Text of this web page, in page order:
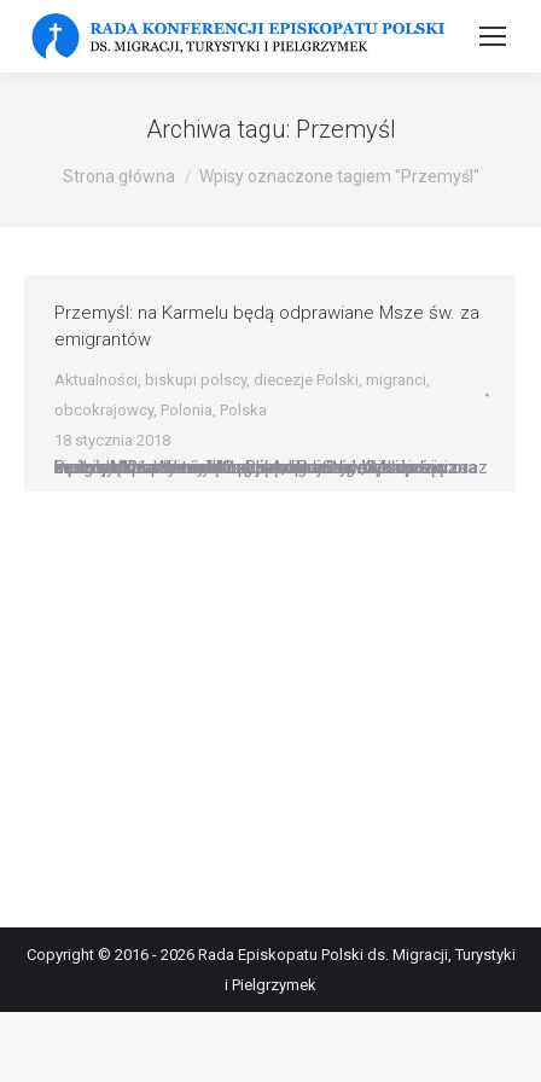
Archiwa tagu: Przemyśl
Strona główna Wpisy oznaczone tagiem "Przemyśl"
Przemyśl: na Karmelu będą odprawiane Msze św. za
emigrantów
Aktualności, biskupi polscy, diecezje Polski, migranci,
obcokrajowcy, Polonia, Polska
18 stycznia 2018
Przemyśl: na Karmelu będą odprawiane Msze św. za emigrantów W każdą trzecią niedzielę miesiąca w kościele karmelitów bosych w Przemyślu odprawiana będzie Msza św. w intencji emigrantów, ich rodzin oraz zmarłych na obczyźnie. Pierwszej ? w najbliższą niedzielę 21 stycznia ? przewodniczyć będzie metropolita przemyski abp Adam Szal. Co miesiąc będzie odprawiana Msza św., do…
Copyright © 2016 - 2026 Rada Episkopatu Polski ds. Migracji, Turystyki
i Pielgrzymek